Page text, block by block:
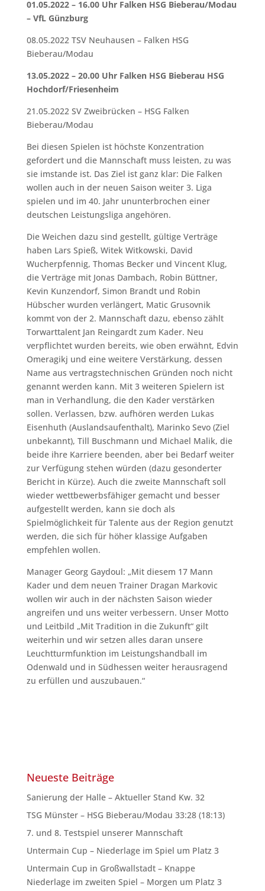
01.05.2022 – 16.00 Uhr Falken HSG Bieberau/Modau
– VfL Günzburg
08.05.2022 TSV Neuhausen – Falken HSG
Bieberau/Modau
13.05.2022 – 20.00 Uhr Falken HSG Bieberau HSG
Hochdorf/Friesenheim
21.05.2022 SV Zweibrücken – HSG Falken
Bieberau/Modau
Bei diesen Spielen ist höchste Konzentration
gefordert und die Mannschaft muss leisten, zu was
sie imstande ist. Das Ziel ist ganz klar: Die Falken
wollen auch in der neuen Saison weiter 3. Liga
spielen und im 40. Jahr ununterbrochen einer
deutschen Leistungsliga angehören.
Die Weichen dazu sind gestellt, gültige Verträge
haben Lars Spieß, Witek Witkowski, David
Wucherpfennig, Thomas Becker und Vincent Klug,
die Verträge mit Jonas Dambach, Robin Büttner,
Kevin Kunzendorf, Simon Brandt und Robin
Hübscher wurden verlängert, Matic Grusovnik
kommt von der 2. Mannschaft dazu, ebenso zählt
Torwarttalent Jan Reingardt zum Kader. Neu
verpflichtet wurden bereits, wie oben erwähnt, Edvin
Omeragikj und eine weitere Verstärkung, dessen
Name aus vertragstechnischen Gründen noch nicht
genannt werden kann. Mit 3 weiteren Spielern ist
man in Verhandlung, die den Kader verstärken
sollen. Verlassen, bzw. aufhören werden Lukas
Eisenhuth (Auslandsaufenthalt), Marinko Sevo (Ziel
unbekannt), Till Buschmann und Michael Malik, die
beide ihre Karriere beenden, aber bei Bedarf weiter
zur Verfügung stehen würden (dazu gesonderter
Bericht in Kürze). Auch die zweite Mannschaft soll
wieder wettbewerbsfähiger gemacht und besser
aufgestellt werden, kann sie doch als
Spielmöglichkeit für Talente aus der Region genutzt
werden, die sich für höher klassige Aufgaben
empfehlen wollen.
Manager Georg Gaydoul: „Mit diesem 17 Mann
Kader und dem neuen Trainer Dragan Markovic
wollen wir auch in der nächsten Saison wieder
angreifen und uns weiter verbessern. Unser Motto
und Leitbild „Mit Tradition in die Zukunft“ gilt
weiterhin und wir setzen alles daran unsere
Leuchtturmfunktion im Leistungshandball im
Odenwald und in Südhessen weiter herausragend
zu erfüllen und auszubauen.“
Neueste Beiträge
Sanierung der Halle – Aktueller Stand Kw. 32
TSG Münster – HSG Bieberau/Modau 33:28 (18:13)
7. und 8. Testspiel unserer Mannschaft
Untermain Cup – Niederlage im Spiel um Platz 3
Untermain Cup in Großwallstadt – Knappe
Niederlage im zweiten Spiel – Morgen um Platz 3